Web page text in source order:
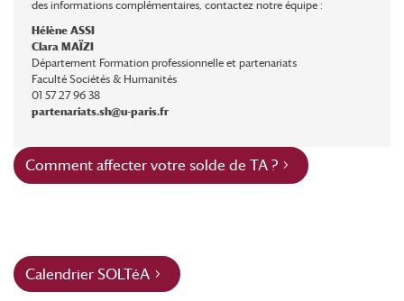
des informations complémentaires, contactez notre équipe :
Hélène ASSI
Clara MAÏZI
Département Formation professionnelle et partenariats
Faculté Sociétés & Humanités
01 57 27 96 38
partenariats.sh@u-paris.fr
Comment affecter votre solde de TA ?
Calendrier SOLTéA